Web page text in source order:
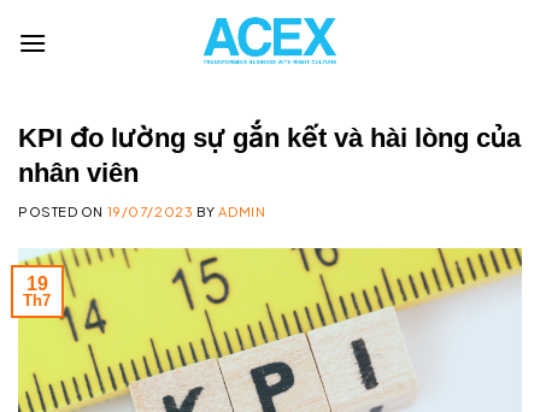
KPI đo lường sự gắn kết và hài lòng của
nhân viên
POSTED ON 19/07/2023 BYADMIN
19
Th7